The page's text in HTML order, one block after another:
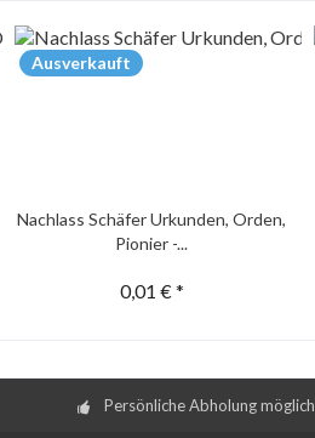
Ausverkauft
Nachlass Schäfer Urkunden, Orden,
Pionier -...
0,01 € *
Persönliche Abholung möglich